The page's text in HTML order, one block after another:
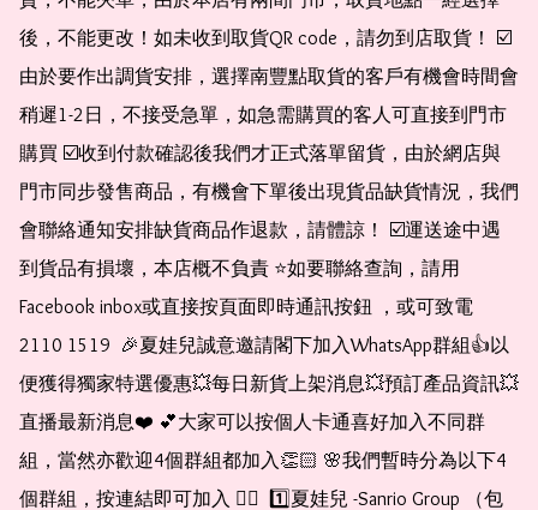
後，不能更改！如未收到取貨QR code，請勿到店取貨！ ☑️
由於要作出調貨安排，選擇南豐點取貨的客戶有機會時間會
稍遲1-2日，不接受急單，如急需購買的客人可直接到門市
購買 ☑️收到付款確認後我們才正式落單留貨，由於網店與
門市同步發售商品，有機會下單後出現貨品缺貨情況，我們
會聯絡通知安排缺貨商品作退款，請體諒！ ☑️運送途中遇
到貨品有損壞，本店概不負責 ⭐️如要聯絡查詢，請用
Facebook inbox或直接按頁面即時通訊按鈕 ，或可致電
2110 1519  🎉夏娃兒誠意邀請閣下加入WhatsApp群組👍以
便獲得獨家特選優惠💥每日新貨上架消息💥預訂產品資訊💥
直播最新消息❤️ 💕大家可以按個人卡通喜好加入不同群
組，當然亦歡迎4個群組都加入👏🏻 🌸我們暫時分為以下4
個群組，按連結即可加入 👇🏻  1️⃣夏娃兒 -Sanrio Group （包